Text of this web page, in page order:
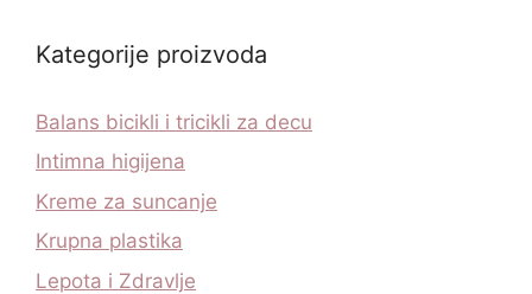
Kategorije proizvoda
Balans bicikli i tricikli za decu
Intimna higijena
Kreme za suncanje
Krupna plastika
Lepota i Zdravlje